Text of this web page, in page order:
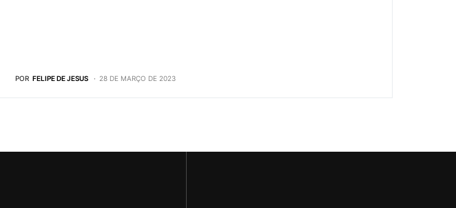
POR FELIPE DE JESUS 28 DE MARÇO DE 2023